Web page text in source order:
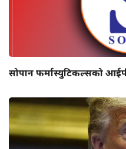
सोपान फर्मास्युटिकल्सको